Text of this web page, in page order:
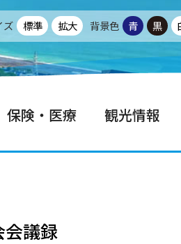
ズ 標準 拡大 背景色 青 黒
保険・医療 観光情報
会議録